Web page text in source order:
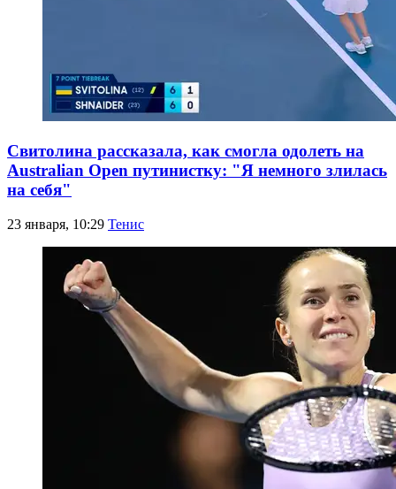
Свитолина рассказала, как смогла одолеть на
Australian Open путинистку: "Я немного злилась
на себя"
23 января, 10:29 Тенис